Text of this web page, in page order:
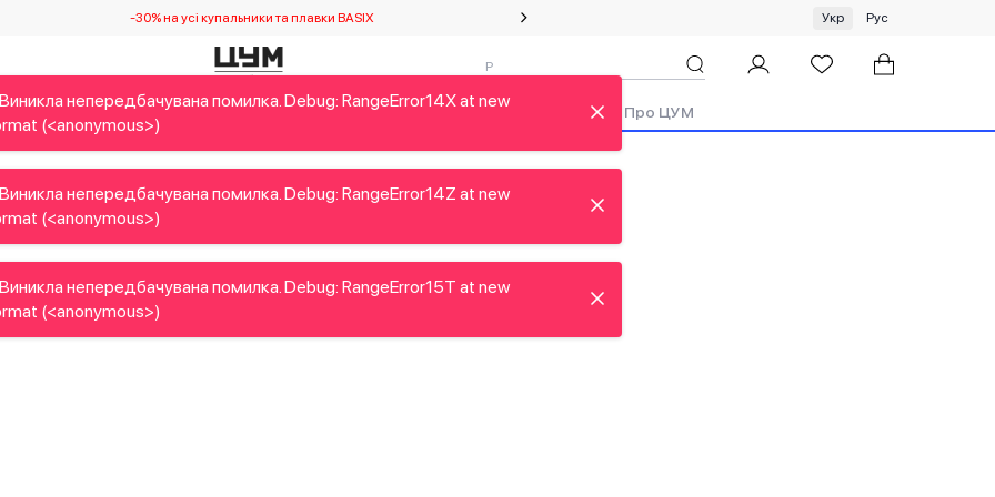
-30% на усі купальники та плавки BASIX Спеціальна пропозиція на одяг та хустки ЦУМ by GUNIA
Укр Рус
Дітям Home&Gifts Українські дизайнери Краса Бренди Аутлет Про ЦУМ
непередбачувана помилка. Debug: RangeError14X at new
(<anonymous>)
непередбачувана помилка. Debug: RangeError14Z at new
(<anonymous>)
непередбачувана помилка. Debug: RangeError15T at new
(<anonymous>)